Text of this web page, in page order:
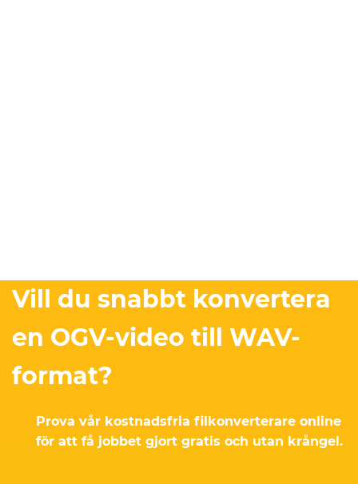
Vill du snabbt konvertera
en OGV-video till WAV-
format?
Prova vår kostnadsfria filkonverterare online
för att få jobbet gjort gratis och utan krångel.